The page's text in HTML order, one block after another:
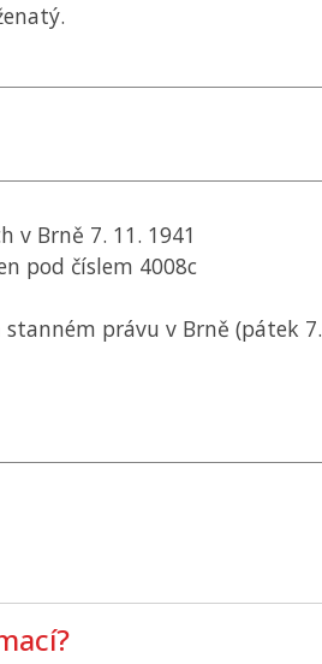
v Brně 7. 11. 1941
pod číslem 4008c
právu v Brně (pátek 7.